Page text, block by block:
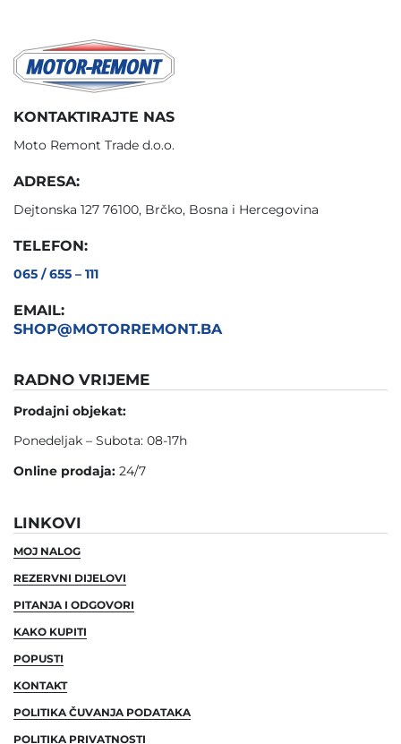
KONTAKTIRAJTE NAS
Moto Remont Trade d.o.o.
ADRESA:
Dejtonska 127 76100, Brčko, Bosna i Hercegovina
TELEFON:
065 / 655 – 111
EMAIL:
SHOP@MOTORREMONT.BA
RADNO VRIJEME
Prodajni objekat:
Ponedeljak – Subota: 08-17h
Online prodaja: 24/7
LINKOVI
MOJ NALOG
REZERVNI DIJELOVI
PITANJA I ODGOVORI
KAKO KUPITI
POPUSTI
KONTAKT
POLITIKA ČUVANJA PODATAKA
POLITIKA PRIVATNOSTI